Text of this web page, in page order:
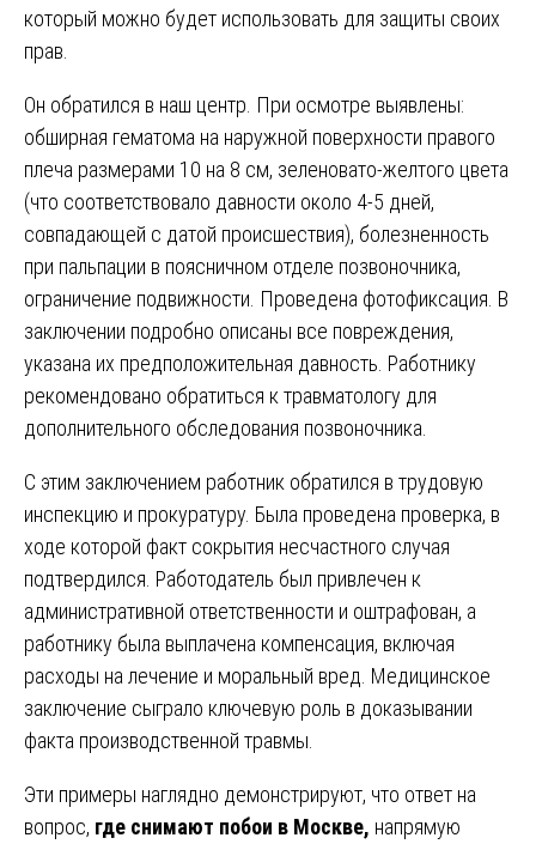
который можно будет использовать для защиты своих
прав.
Он обратился в наш центр. При осмотре выявлены:
обширная гематома на наружной поверхности правого
плеча размерами 10 на 8 см, зеленовато-желтого цвета
(что соответствовало давности около 4-5 дней,
совпадающей с датой происшествия), болезненность
при пальпации в поясничном отделе позвоночника,
ограничение подвижности. Проведена фотофиксация. В
заключении подробно описаны все повреждения,
указана их предположительная давность. Работнику
рекомендовано обратиться к травматологу для
дополнительного обследования позвоночника.
С этим заключением работник обратился в трудовую
инспекцию и прокуратуру. Была проведена проверка, в
ходе которой факт сокрытия несчастного случая
подтвердился. Работодатель был привлечен к
административной ответственности и оштрафован, а
работнику была выплачена компенсация, включая
расходы на лечение и моральный вред. Медицинское
заключение сыграло ключевую роль в доказывании
факта производственной травмы.
Эти примеры наглядно демонстрируют, что ответ на
вопрос, где снимают побои в Москве, напрямую